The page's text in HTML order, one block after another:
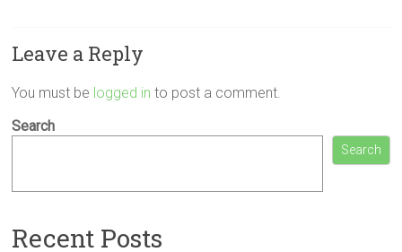
Leave a Reply
You must be logged in to post a comment.
Search
Search
Recent Posts